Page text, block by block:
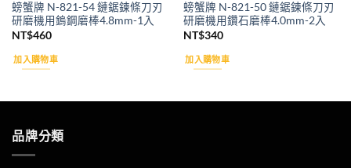
螃蟹牌 N-821-54 鏈鋸鍊條刀刃
研磨機用鎢鋼磨棒4.8mm-1入
NT$460
加入購物車
螃蟹牌 N-821-50 鏈鋸鍊條刀刃
研磨機用鑽石磨棒4.0mm-2入
NT$340
加入購物車
品牌分類